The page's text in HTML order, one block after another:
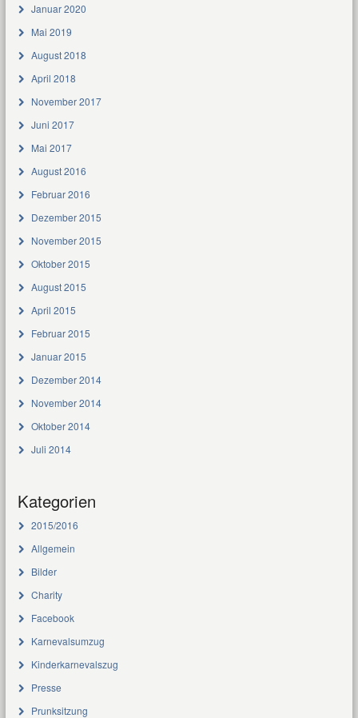
Januar 2020
Mai 2019
August 2018
April 2018
November 2017
Juni 2017
Mai 2017
August 2016
Februar 2016
Dezember 2015
November 2015
Oktober 2015
August 2015
April 2015
Februar 2015
Januar 2015
Dezember 2014
November 2014
Oktober 2014
Juli 2014
Kategorien
2015/2016
Allgemein
Bilder
Charity
Facebook
Karnevalsumzug
Kinderkarnevalszug
Presse
Prunksitzung